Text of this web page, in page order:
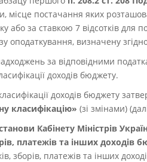
місце постачання яких
або за ставкою 7 відсотків
оподаткування, визначену
за відповідними
доходів бюджету.
доходів бюджету
класифікацію» (зі змінами)
Кабінету Міністрів
платежів та інших доходів
зборів, платежів та інших